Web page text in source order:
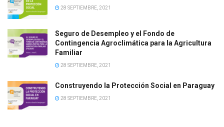
28 SEPTIEMBRE, 2021
Seguro de Desempleo y el Fondo de
Contingencia Agroclimática para la Agricultura
Familiar
28 SEPTIEMBRE, 2021
Construyendo la Protección Social en Paraguay
28 SEPTIEMBRE, 2021